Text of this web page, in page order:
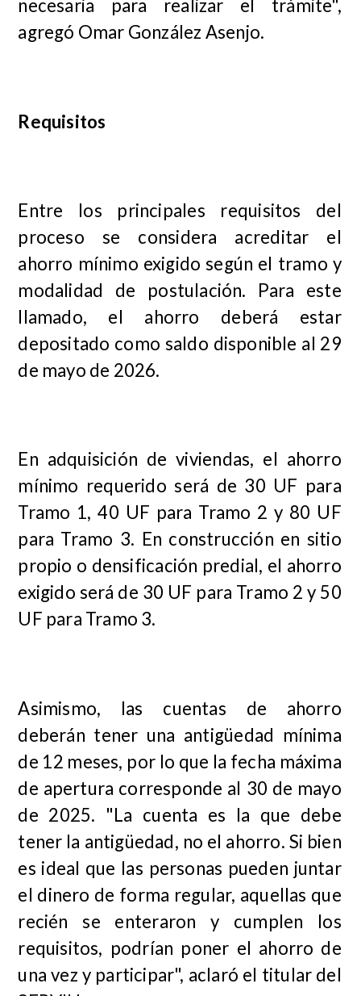
necesaria para realizar el trámite",
agregó Omar González Asenjo.
Requisitos
Entre los principales requisitos del
proceso se considera acreditar el
ahorro mínimo exigido según el tramo y
modalidad de postulación. Para este
llamado, el ahorro deberá estar
depositado como saldo disponible al 29
de mayo de 2026.
En adquisición de viviendas, el ahorro
mínimo requerido será de 30 UF para
Tramo 1, 40 UF para Tramo 2 y 80 UF
para Tramo 3. En construcción en sitio
propio o densificación predial, el ahorro
exigido será de 30 UF para Tramo 2 y 50
UF para Tramo 3.
Asimismo, las cuentas de ahorro
deberán tener una antigüedad mínima
de 12 meses, por lo que la fecha máxima
de apertura corresponde al 30 de mayo
de 2025. "La cuenta es la que debe
tener la antigüedad, no el ahorro. Si bien
es ideal que las personas pueden juntar
el dinero de forma regular, aquellas que
recién se enteraron y cumplen los
requisitos, podrían poner el ahorro de
una vez y participar", aclaró el titular del